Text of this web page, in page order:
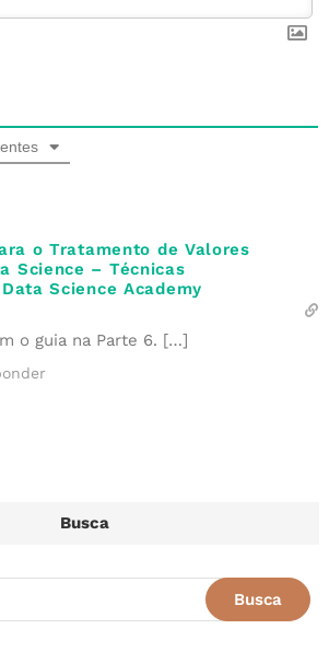
o Tratamento de Valores
Science – Técnicas
Science Academy
o guia na Parte 6. […]
Busca